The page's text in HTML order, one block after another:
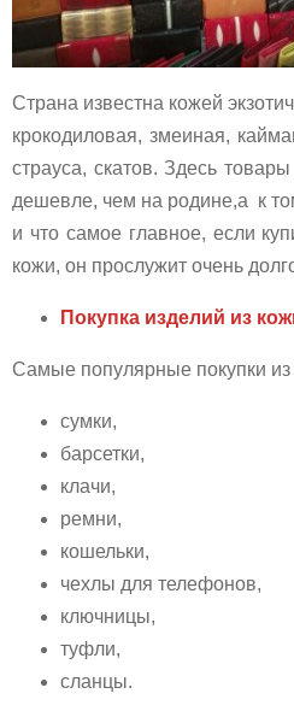
Страна известна кожей
крокодиловая, змеиная,
страуса, скатов. Здесь
дешевле, чем на родине,а к
и что самое главное, если
кожи, он прослужит очень
Покупка изделий из
Самые популярные покупки из
сумки,
барсетки,
клачи,
ремни,
кошельки,
чехлы для телефонов,
ключницы,
туфли,
сланцы.